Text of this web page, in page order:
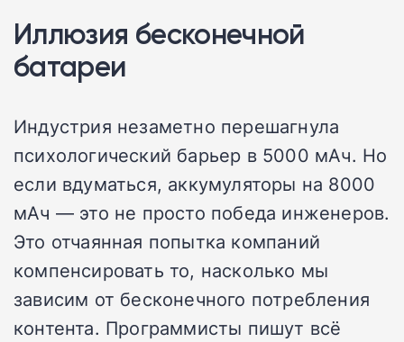
Иллюзия бесконечной
батареи
Индустрия незаметно перешагнула
психологический барьер в 5000 мАч. Но
если вдуматься, аккумуляторы на 8000
мАч — это не просто победа инженеров.
Это отчаянная попытка компаний
компенсировать то, насколько мы
зависим от бесконечного потребления
контента. Программисты пишут всё